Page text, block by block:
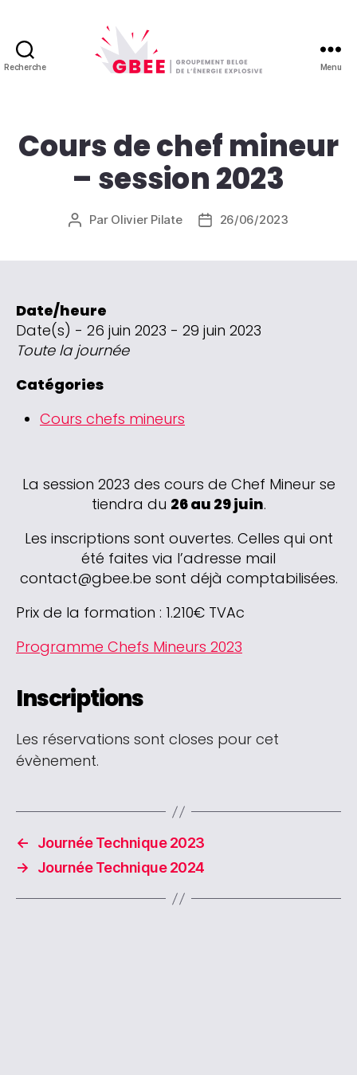
Recherche
Belge
de
l'énergie
explosive
Menu
Cours de chef mineur
– session 2023
Auteur
Par Olivier Pilate
Date26/06/2023
Date/heure
Date(s) - 26 juin 2023 - 29 juin 2023
Toute la journée
Catégories
Cours chefs mineurs
La session 2023 des cours de Chef Mineur se
tiendra du 26 au 29 juin.
Les inscriptions sont ouvertes. Celles qui ont
été faites via l’adresse mail
contact@gbee.be sont déjà comptabilisées.
Prix de la formation : 1.210€ TVAc
Programme Chefs Mineurs 2023
Inscriptions
Les réservations sont closes pour cet
évènement.
←
Journée Technique 2023
→
Journée Technique 2024